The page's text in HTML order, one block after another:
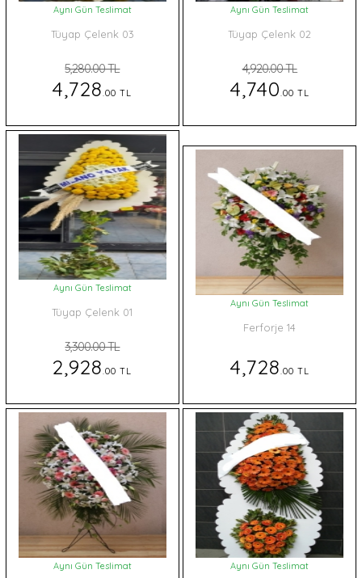
Aynı Gün Teslimat
Tüyap Çelenk 03
5,280.00 TL
4,728.00 TL
Aynı Gün Teslimat
Tüyap Çelenk 02
4,920.00 TL
4,740.00 TL
Aynı Gün Teslimat
Tüyap Çelenk 01
3,300.00 TL
2,928.00 TL
Aynı Gün Teslimat
Ferforje 14
4,728.00 TL
Aynı Gün Teslimat Aynı Gün Teslimat